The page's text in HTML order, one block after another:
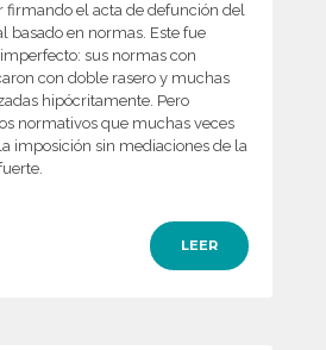
firmando el acta de defunción del
basado en normas. Este fue
sus normas con
con doble rasero y muchas
hipócritamente. Pero
normativos que muchas veces
imposición sin mediaciones de la
LEER